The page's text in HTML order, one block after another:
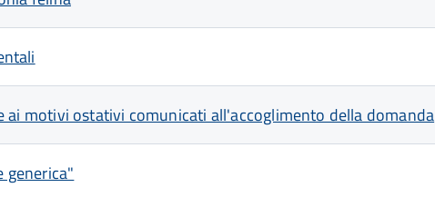
ai motivi ostativi comunicati all'accoglimento della domanda
generica"